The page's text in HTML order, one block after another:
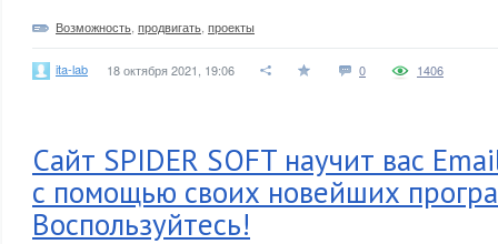
Возможность продвигать проекты
ita-lab 18 октября 2021, 19:06 0 1406
Сайт SPIDER SOFT научит вас
с помощью своих новейших
Воспользуйтесь!